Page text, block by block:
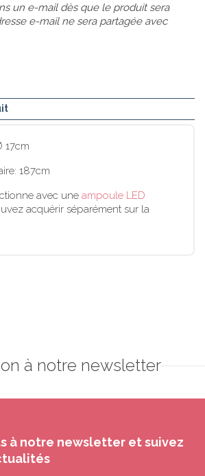
un e-mail dès que le produit sera
e-mail ne sera partagée avec
17cm
187cm
avec une ampoule LED
acquérir séparément sur la
à notre newsletter
à notre newsletter et suivez